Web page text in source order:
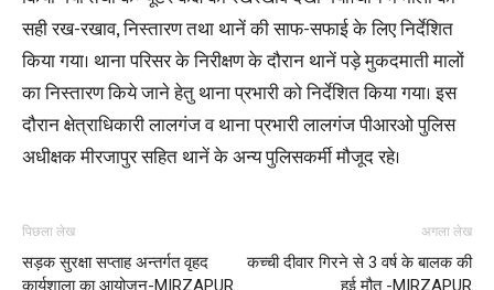
सही रख-रखाव, निस्तारण तथा थानें की साफ-सफाई के लिए निर्देशित
किया गया। थाना परिसर के निरीक्षण के दौरान थानें पड़े मुकदमाती मालों
का निस्तारण किये जाने हेतु थाना प्रभारी को निर्देशित किया गया। इस
दौरान क्षेत्राधिकारी लालगंज व थाना प्रभारी लालगंज पीआरओ पुलिस
अधीक्षक मीरजापुर सहित थानें के अन्य पुलिसकर्मी मौजूद रहे।
पिछला लेख
सड़क सुरक्षा सप्ताह अन्तर्गत वृहद
कार्यशाला का आयोजन-MIRZAPUR
अगला लेख
कच्ची दीवार गिरने से 3 वर्ष के बालक की
हुई मौत -MIRZAPUR